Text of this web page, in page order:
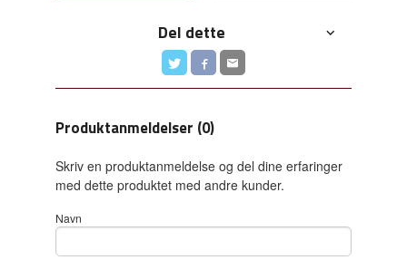
Del dette
Produktanmeldelser (0)
Skriv en produktanmeldelse og del dine erfaringer
med dette produktet med andre kunder.
Navn